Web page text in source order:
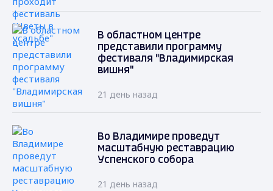
В областном центре
представили программу
фестиваля "Владимирская
вишня"
21 день назад
Во Владимире проведут
масштабную реставрацию
Успенского собора
21 день назад